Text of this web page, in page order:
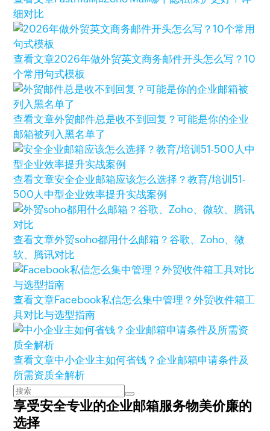
细对比
查看文章2026年做外贸英文商务邮件开头怎么写？10
个常用句式模板
查看文章外贸邮件总是收不到回复？可能是你的企业
邮箱被列入黑名单了
查看文章安全企业邮箱应该怎么选择？教育/培训51-
500人中型企业效率提升实战案例
查看文章外贸soho都用什么邮箱？谷歌、Zoho、微
软、腾讯对比
查看文章Facebook私信怎么集中管理？外贸收件箱工
具对比与选型指南
查看文章中小企业主如何省钱？企业邮箱申请条件及
所需资质全解析
享受安全专业的企业邮箱服务物美价廉的
选择